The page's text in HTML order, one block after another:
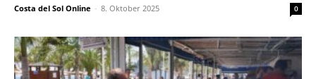
Costa del Sol Online - 8. Oktober 2025 0